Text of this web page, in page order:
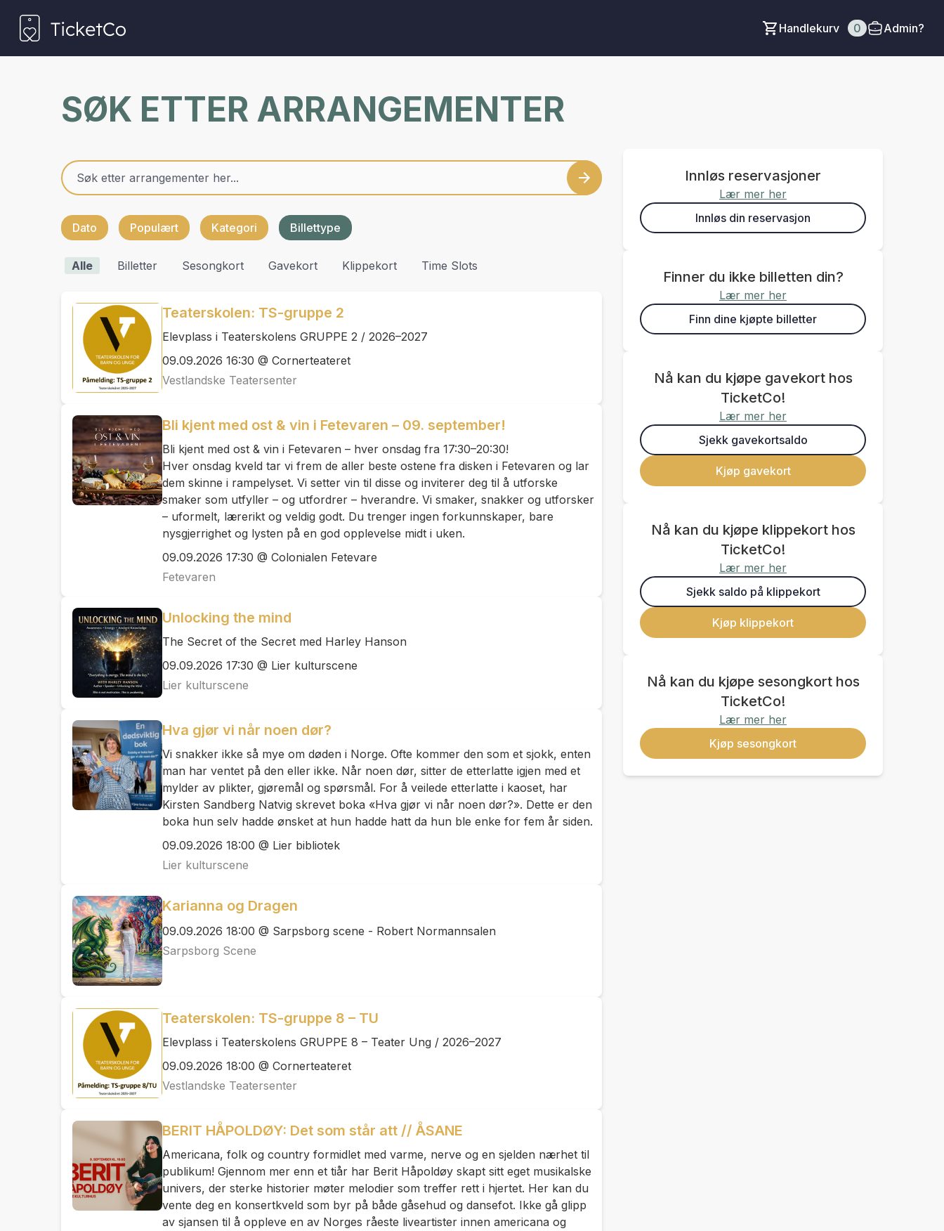
Handlekurv 0 Admin?
SØK ETTER ARRANGEMENTER
Dato Populært Kategori Billettype
Alle Billetter Sesongkort Gavekort Klippekort Time Slots
Teaterskolen: TS-gruppe 2
Elevplass i Teaterskolens GRUPPE 2 / 2026–2027
09.09.2026 16:30 @ Cornerteateret
Vestlandske Teatersenter
Bli kjent med ost & vin i Fetevaren – 09. september!
Bli kjent med ost & vin i Fetevaren – hver onsdag fra 17:30–20:30!
Hver onsdag kveld tar vi frem de aller beste ostene fra disken i Fetevaren og lar
dem skinne i rampelyset. Vi setter vin til disse og inviterer deg til å utforske
smaker som utfyller – og utfordrer – hverandre. Vi smaker, snakker og utforsker
– uformelt, lærerikt og veldig godt. Du trenger ingen forkunnskaper, bare
nysgjerrighet og lysten på en god opplevelse midt i uken.
09.09.2026 17:30 @ Colonialen Fetevare
Fetevaren
Unlocking the mind
The Secret of the Secret med Harley Hanson
09.09.2026 17:30 @ Lier kulturscene
Lier kulturscene
Hva gjør vi når noen dør?
Vi snakker ikke så mye om døden i Norge. Ofte kommer den som et sjokk, enten
man har ventet på den eller ikke. Når noen dør, sitter de etterlatte igjen med et
mylder av plikter, gjøremål og spørsmål. For å veilede etterlatte i kaoset, har
Kirsten Sandberg Natvig skrevet boka «Hva gjør vi når noen dør?». Dette er den
boka hun selv hadde ønsket at hun hadde hatt da hun ble enke for fem år siden.
09.09.2026 18:00 @ Lier bibliotek
Lier kulturscene
Karianna og Dragen
09.09.2026 18:00 @ Sarpsborg scene - Robert Normannsalen
Sarpsborg Scene
Teaterskolen: TS-gruppe 8 – TU
Elevplass i Teaterskolens GRUPPE 8 – Teater Ung / 2026–2027
09.09.2026 18:00 @ Cornerteateret
Vestlandske Teatersenter
BERIT HÅPOLDØY: Det som står att // ÅSANE
Americana, folk og country formidlet med varme, nerve og en sjelden nærhet til
publikum! Gjennom mer enn et tiår har Berit Håpoldøy skapt sitt eget musikalske
univers, der sterke historier møter melodier som treffer rett i hjertet. Her kan du
vente deg en konsertkveld som byr på både gåsehud og dansefot. Ikke gå glipp
av sjansen til å oppleve en av Norges råeste liveartister innen americana og
Innløs reservasjoner
Lær mer her
Innløs din reservasjon
Finner du ikke billetten din?
Lær mer her
Finn dine kjøpte billetter
Nå kan du kjøpe gavekort hos
TicketCo!
Lær mer her
Sjekk gavekortsaldo
Kjøp gavekort
Nå kan du kjøpe klippekort hos
TicketCo!
Lær mer her
Sjekk saldo på klippekort
Kjøp klippekort
Nå kan du kjøpe sesongkort hos
TicketCo!
Lær mer her
Kjøp sesongkort